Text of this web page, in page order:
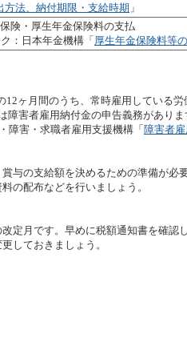
方法、納付期限・支給時期 」
険・厚生年金保険料の支払
：日本年金機構「 厚生年金保険料等
ヶ月間のうち、常時雇用している労
障害者雇用納付金の申告義務がありま
障害・求職者雇用支援機構「 障害者
与の支給額を決めるための準備が必
の配布などを行いましょう。
定月です。早めに税額通知書を確認
しておきましょう。